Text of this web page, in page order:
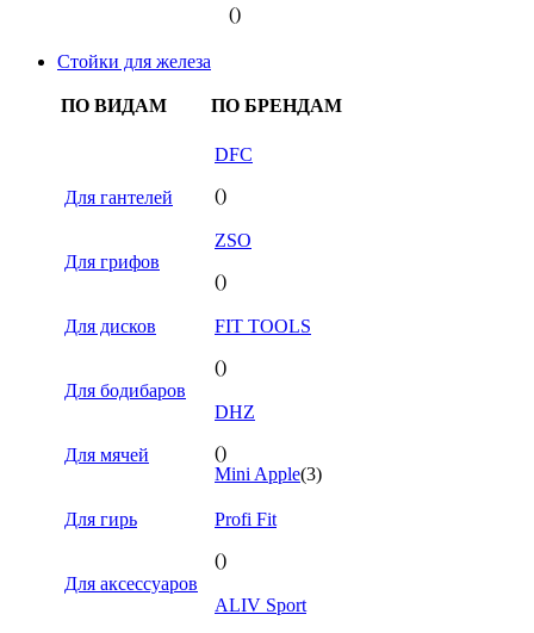
()
Стойки для железа
ПО ВИДАМ ПО БРЕНДАМ
Для гантелей
Для грифов
Для дисков
Для бодибаров
Для мячей
Для гирь
Для аксессуаров
DFC
()
ZSO
()
FIT TOOLS
()
DHZ
()
Mini Apple(3)
Profi Fit
()
ALIV Sport